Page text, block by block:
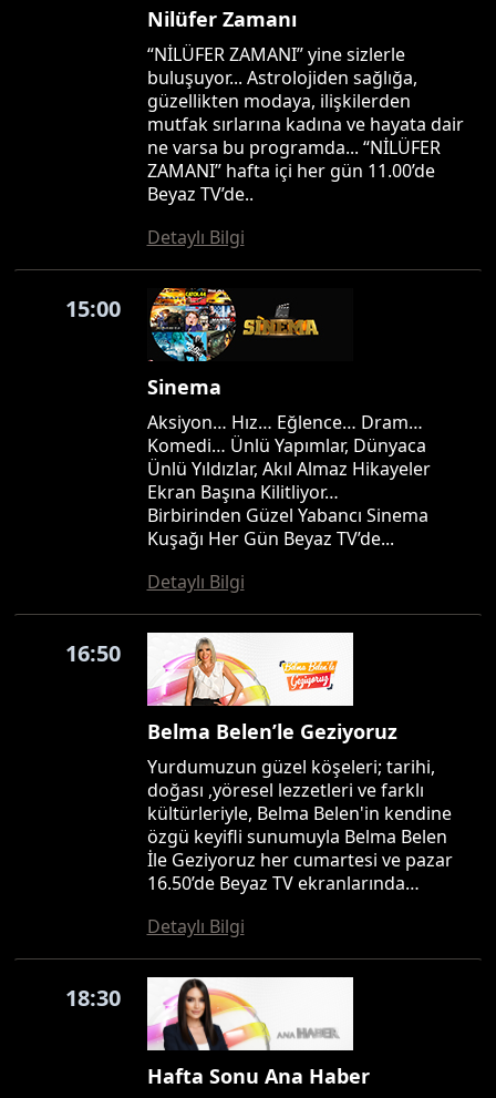
Nilüfer Zamanı
“NİLÜFER ZAMANI” yine sizlerle
buluşuyor... Astrolojiden sağlığa,
güzellikten modaya, ilişkilerden
mutfak sırlarına kadına ve hayata dair
ne varsa bu programda... “NİLÜFER
ZAMANI” hafta içi her gün 11.00’de
Beyaz TV’de..
Detaylı Bilgi
15:00
Sinema
Aksiyon… Hız… Eğlence… Dram…
Komedi… Ünlü Yapımlar, Dünyaca
Ünlü Yıldızlar, Akıl Almaz Hikayeler
Ekran Başına Kilitliyor…
Birbirinden Güzel Yabancı Sinema
Kuşağı Her Gün Beyaz TV’de...
Detaylı Bilgi
16:50
Belma Belen’le Geziyoruz
Yurdumuzun güzel köşeleri; tarihi,
doğası ,yöresel lezzetleri ve farklı
kültürleriyle, Belma Belen'in kendine
özgü keyifli sunumuyla Belma Belen
İle Geziyoruz her cumartesi ve pazar
16.50’de Beyaz TV ekranlarında…
Detaylı Bilgi
18:30
Hafta Sonu Ana Haber